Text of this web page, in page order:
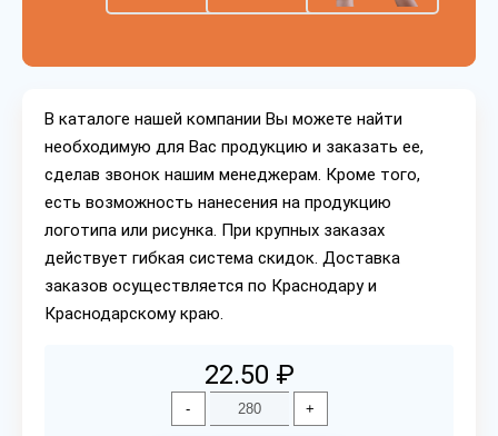
В каталоге нашей компании Вы можете найти
необходимую для Вас продукцию и заказать ее,
сделав звонок нашим менеджерам. Кроме того,
есть возможность нанесения на продукцию
логотипа или рисунка. При крупных заказах
действует гибкая система скидок. Доставка
заказов осуществляется по Краснодару и
Краснодарскому краю.
22.50 ₽
- +